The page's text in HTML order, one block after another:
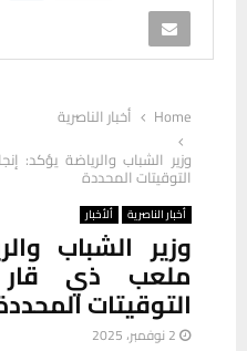
Home
أخبار الناصرية
وزير الشباب والرياضة يؤكد:
التوقيتات المحددة
أخبار الناصرية ألأخبار
وزير الشباب
ملعب ذي قار
التوقيتات
2 نوفمبر، 2025